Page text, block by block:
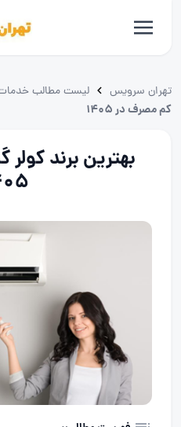
تهران سرویس لیست مطالب خدمات
کم مصرف در 1405
بهترین برند